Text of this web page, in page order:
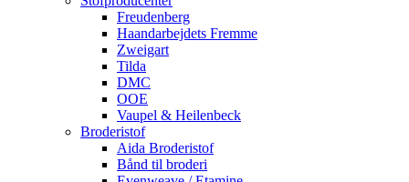
Freudenberg
Haandarbejdets Fremme
Zweigart
Tilda
DMC
OOE
Vaupel & Heilenbeck
Broderistof
Aida Broderistof
Bånd til broderi